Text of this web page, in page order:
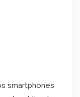
smartphones